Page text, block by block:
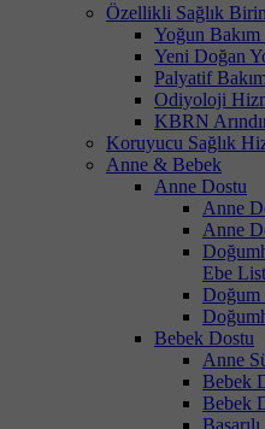
Özellikli Sağlık
Yoğun
Yeni Doğan
Palyatif
Odiyoloji
KBRN
Koruyucu Sağlık
Anne & Bebek
Anne Dostu
Anne
Anne
Ebe
Doğum
Bebek Dostu
Anne
Bebek
Bebek